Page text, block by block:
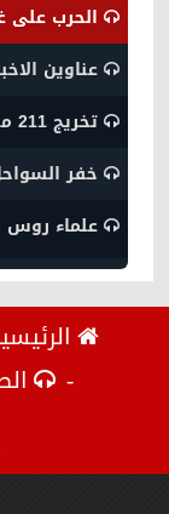
الحرب على
عناوين
تخريج 211 مجندة سعودية
خفر
علماء روس